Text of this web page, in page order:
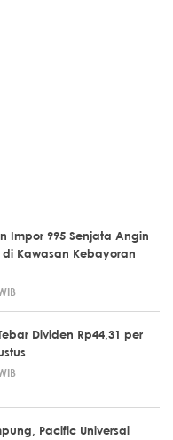
Impor 995 Senjata Angin
Kawasan Kebayoran
Dividen Rp44,31 per
Pacific Universal